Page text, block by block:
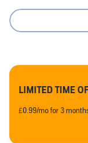
LIMITED TIME
£0.99/mo for 3